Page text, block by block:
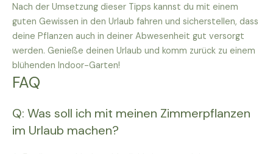
Nach der Umsetzung dieser Tipps kannst du mit einem
guten Gewissen in den Urlaub fahren und sicherstellen, dass
deine Pflanzen auch in deiner Abwesenheit gut versorgt
werden. Genieße deinen Urlaub und komm zurück zu einem
blühenden Indoor-Garten!
FAQ
Q: Was soll ich mit meinen Zimmerpflanzen
im Urlaub machen?